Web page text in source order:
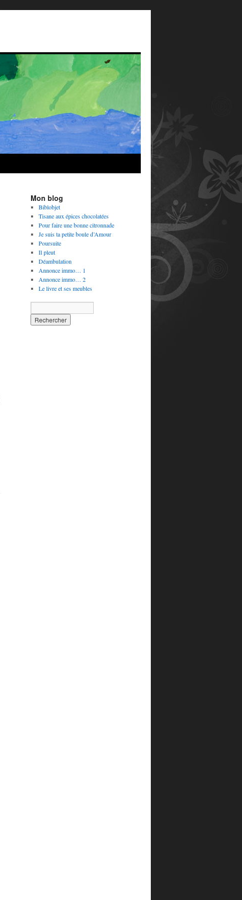
Mon blog
Biblobjet
Tisane aux épices chocolatées
Pour faire une bonne citronnade
Je suis ta petite boule d’Amour
Poursuite
Il pleut
Déambulation
Annonce immo… 1
Annonce immo… 2
Le livre et ses meubles